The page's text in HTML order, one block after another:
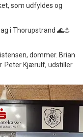
som udfyldes og
i Thorupstrand 🌊⚓
dommer. Brian
Peter Kjærulf, udstiller.